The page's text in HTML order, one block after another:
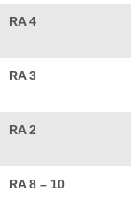
RA 4
RA 3
RA 2
RA 8 – 10